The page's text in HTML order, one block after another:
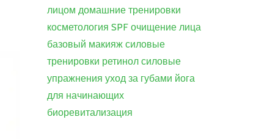
лицом домашние тренировки
косметология SPF очищение лица
базовый макияж силовые
тренировки ретинол силовые
упражнения уход за губами йога
для начинающих
биоревитализация